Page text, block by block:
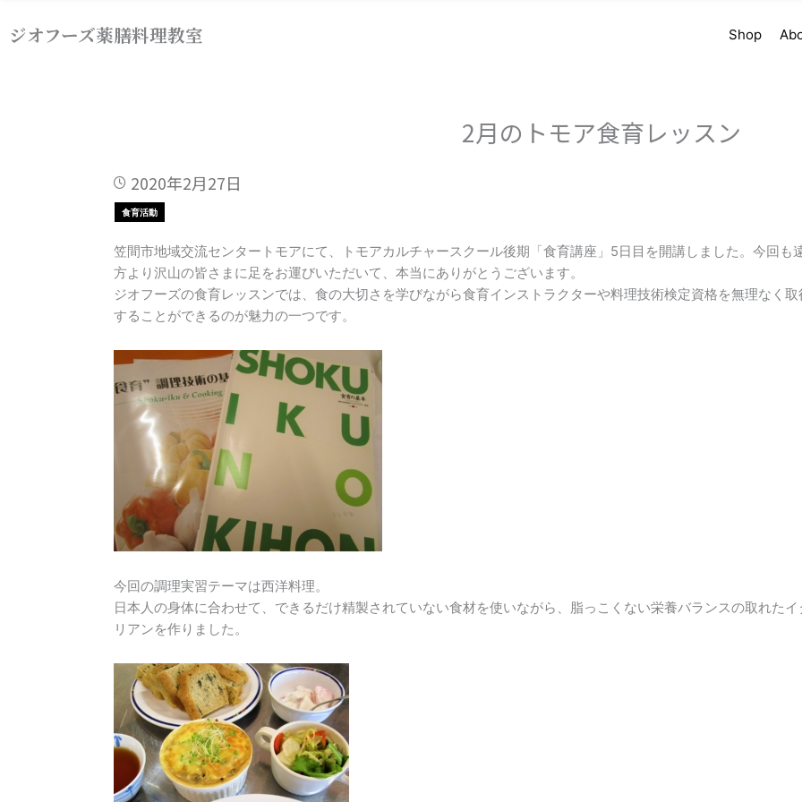
容ジオフーズ薬膳料理教室 Shop
2月のトモア食育レッスン
2020年2月27日
食育活動
笠間市地域交流センタートモアにて、トモアカルチャースクール後期「食育講座」5日目を開講しました。今回も
方より沢山の皆さまに足をお運びいただいて、本当にありがとうございます。
ジオフーズの食育レッスンでは、食の大切さを学びながら食育インストラクターや料理技術検定資格を無理なく取
することができるのが魅力の一つです。
今回の調理実習テーマは西洋料理。
日本人の身体に合わせて、できるだけ精製されていない食材を使いながら、脂っこくない栄養バランスの取れたイ
リアンを作りました。